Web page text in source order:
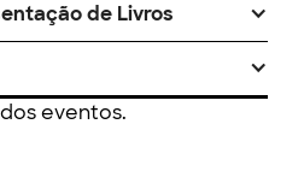
de Livros
eventos.